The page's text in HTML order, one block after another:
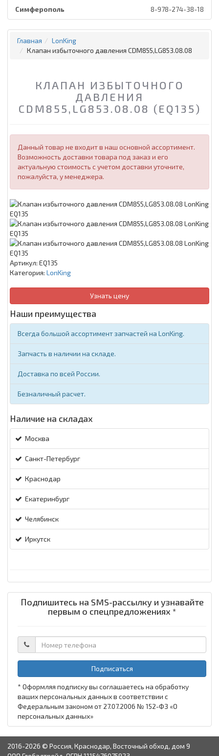
Симферополь 8-978-274-38-18
Главная
LonKing
Клапан избыточного давления CDM855,LG853.08.08
КЛАПАН ИЗБЫТОЧНОГО
ДАВЛЕНИЯ
CDM855,LG853.08.08 (EQ135)
Данный товар не входит в наш основной ассортимент.
Возможность доставки товара под заказ и его
актуальную стоимость с учетом доставки уточните,
пожалуйста, у менеджера.
Артикул: EQ135
Категория: LonKing
Узнать цену
Наши преимущества
Всегда большой ассортимент запчастей на LonKing.
Запчасть в наличии на складе.
Доставка по всей России.
Безналичный расчет.
Наличие на складах
Москва
Санкт-Петербург
Краснодар
Екатеринбург
Челябинск
Иркутск
Подпишитесь на SMS-рассылку и узнавайте
первым о спецпредложениях *
Подписаться
* Оформляя подписку вы соглашаетесь на обработку
ваших персональных данных в соответствии с
Федеральным законом от 27.07.2006 № 152-ФЗ «О
персональных данных»
2016-2026 © Россия, Краснодар, Восточный обход, дом 9